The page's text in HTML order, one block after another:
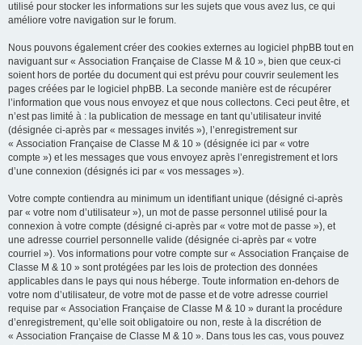
utilisé pour stocker les informations sur les sujets que vous avez lus, ce qui
améliore votre navigation sur le forum.
Nous pouvons également créer des cookies externes au logiciel phpBB tout en
naviguant sur « Association Française de Classe M & 10 », bien que ceux-ci
soient hors de portée du document qui est prévu pour couvrir seulement les
pages créées par le logiciel phpBB. La seconde manière est de récupérer
l’information que vous nous envoyez et que nous collectons. Ceci peut être, et
n’est pas limité à : la publication de message en tant qu’utilisateur invité
(désignée ci-après par « messages invités »), l’enregistrement sur
« Association Française de Classe M & 10 » (désignée ici par « votre
compte ») et les messages que vous envoyez après l’enregistrement et lors
d’une connexion (désignés ici par « vos messages »).
Votre compte contiendra au minimum un identifiant unique (désigné ci-après
par « votre nom d’utilisateur »), un mot de passe personnel utilisé pour la
connexion à votre compte (désigné ci-après par « votre mot de passe »), et
une adresse courriel personnelle valide (désignée ci-après par « votre
courriel »). Vos informations pour votre compte sur « Association Française de
Classe M & 10 » sont protégées par les lois de protection des données
applicables dans le pays qui nous héberge. Toute information en-dehors de
votre nom d’utilisateur, de votre mot de passe et de votre adresse courriel
requise par « Association Française de Classe M & 10 » durant la procédure
d’enregistrement, qu’elle soit obligatoire ou non, reste à la discrétion de
« Association Française de Classe M & 10 ». Dans tous les cas, vous pouvez